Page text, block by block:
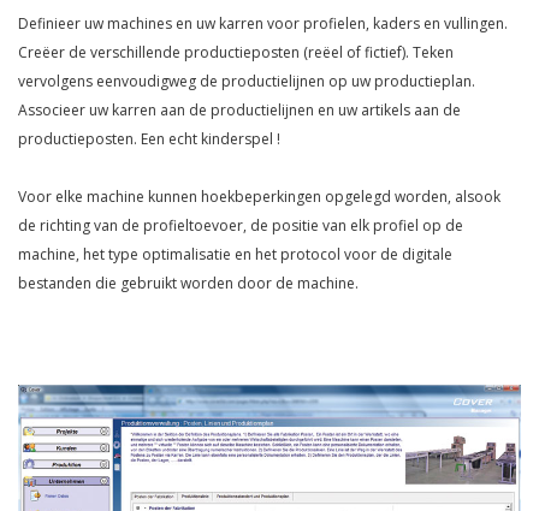
Definieer uw machines en uw karren voor profielen, kaders en vullingen.
Creëer de verschillende productieposten (reëel of fictief). Teken
vervolgens eenvoudigweg de productielijnen op uw productieplan.
Associeer uw karren aan de productielijnen en uw artikels aan de
productieposten. Een echt kinderspel !
Voor elke machine kunnen hoekbeperkingen opgelegd worden, alsook
de richting van de profieltoevoer, de positie van elk profiel op de
machine, het type optimalisatie en het protocol voor de digitale
bestanden die gebruikt worden door de machine.